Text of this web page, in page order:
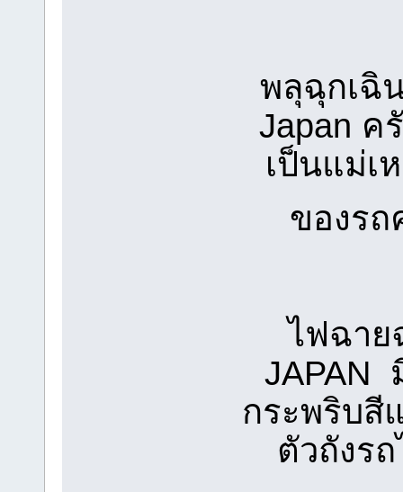
พลุฉุกเฉิ
Japan ค
เป็นแม่เ
ของร
ไฟฉาย
JAPAN
กระพริบสี
ตัวถังร